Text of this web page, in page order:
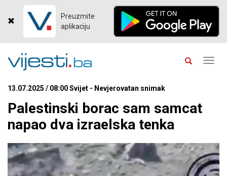
Preuzmite
aplikaciju
13.07.2025 / 08:00 Svijet - Nevjerovatan snimak
Palestinski borac sam samcat
napao dva izraelska tenka